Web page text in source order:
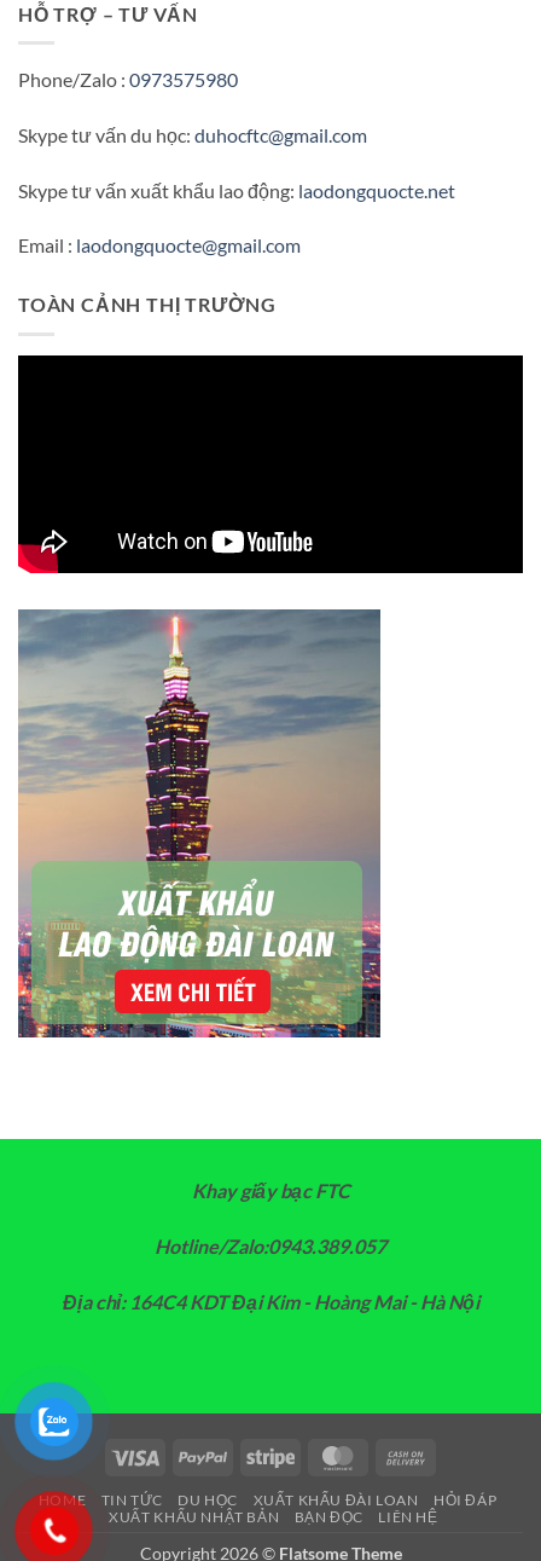
HỖ TRỢ – TƯ VẤN
Phone/Zalo : 0973575980
Skype tư vấn du học: duhocftc@gmail.com
Skype tư vấn xuất khẩu lao động: laodongquocte.net
Email : laodongquocte@gmail.com
TOÀN CẢNH THỊ TRƯỜNG
Khay giấy bạc FTC
Hotline/Zalo:0943.389.057
Địa chỉ: 164C4 KDT Đại Kim - Hoàng Mai - Hà Nội
Visa PayPal Stripe MasterCard
Delivery
HOME TIN TỨC DU HỌC XUẤT KHẨU ĐÀI LOAN
HỎI ĐÁP
XUẤT KHẨU NHẬT BẢN
BẠN ĐỌC LIÊN HỆ
Copyright 2026 © Flatsome Theme